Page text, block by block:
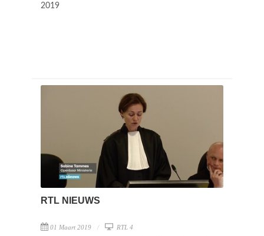
2019
RTL NIEUWS
01 Maart 2019 RTL 4